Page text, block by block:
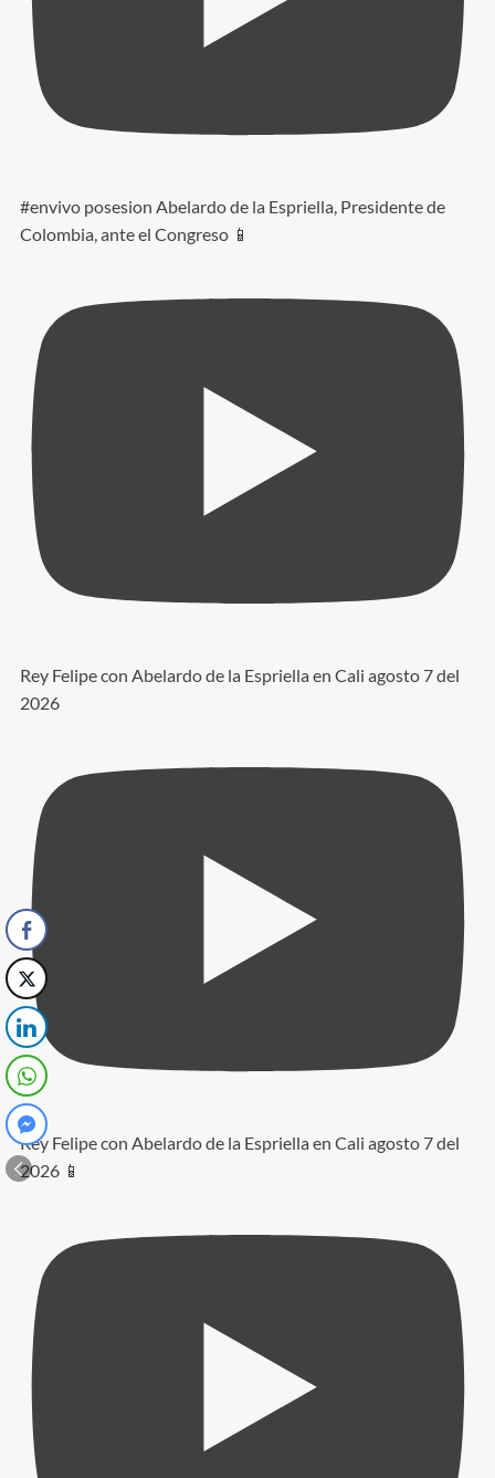
#envivo posesion Abelardo de la Espriella, Presidente de
Colombia, ante el Congreso 📱
Rey Felipe con Abelardo de la Espriella en Cali agosto 7 del
2026
Rey Felipe con Abelardo de la Espriella en Cali agosto 7 del
2026 📱